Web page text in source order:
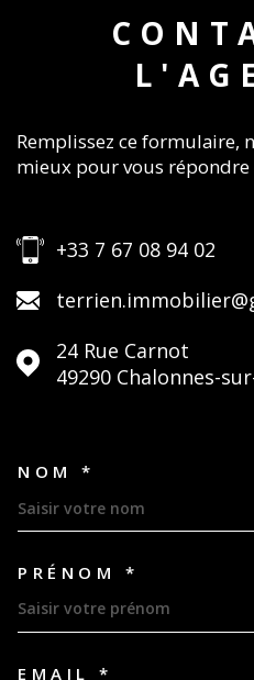
Remplissez ce formulaire,
mieux pour vous
+33 7 67 08 94 02
24 Rue Carnot
49290
Chalonnes-
NOM *
PRÉNOM *
EMAIL *